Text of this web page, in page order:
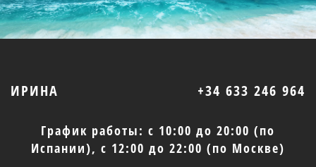
ИРИНА +34 633 246 964
График работы: с 10:00 до 20:00 (по
Испании), с 12:00 до 22:00 (по Москве)